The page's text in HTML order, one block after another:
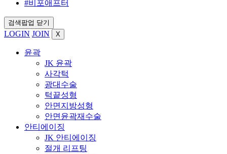
#비포애프터
검색팝업 닫기
LOGIN JOIN X
윤곽
JK 윤곽
사각턱
광대수술
턱끝성형
안면지방성형
안면윤곽재수술
안티에이징
JK 안티에이징
절개 리프팅